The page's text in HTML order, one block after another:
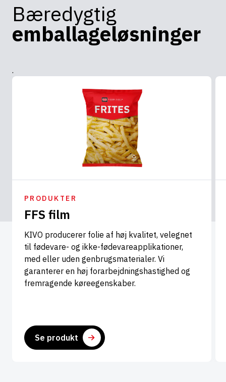
Bæredygtig
emballageløsninger
.
PRODUKTER
FFS film
KIVO producerer folie af høj kvalitet, velegnet
til fødevare- og ikke-fødevareapplikationer,
med eller uden genbrugsmaterialer. Vi
garanterer en høj forarbejdningshastighed og
fremragende køreegenskaber.
Se produkt